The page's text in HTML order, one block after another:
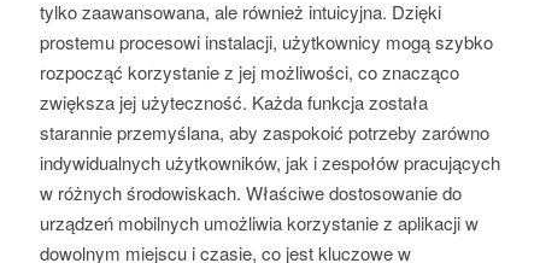
tylko zaawansowana, ale również intuicyjna. Dzięki
prostemu procesowi instalacji, użytkownicy mogą szybko
rozpocząć korzystanie z jej możliwości, co znacząco
zwiększa jej użyteczność. Każda funkcja została
starannie przemyślana, aby zaspokoić potrzeby zarówno
indywidualnych użytkowników, jak i zespołów pracujących
w różnych środowiskach. Właściwe dostosowanie do
urządzeń mobilnych umożliwia korzystanie z aplikacji w
dowolnym miejscu i czasie, co jest kluczowe w